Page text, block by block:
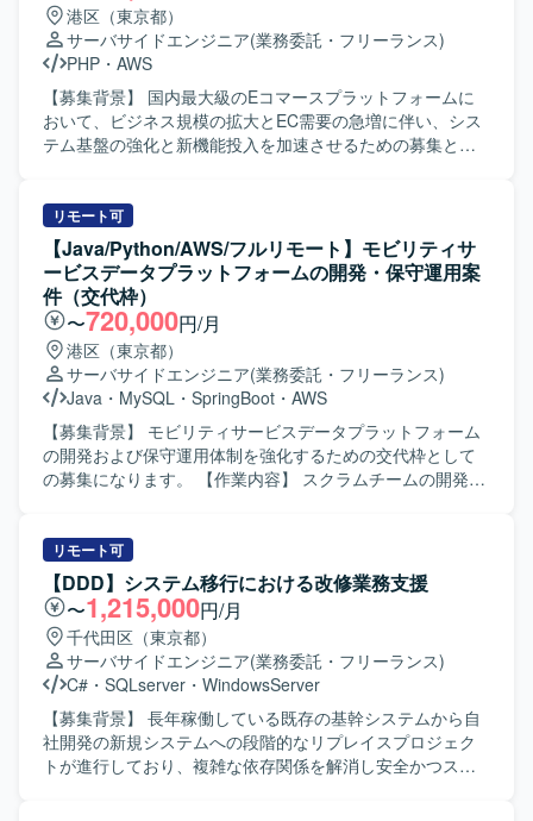
を主体的に行いながら、チーム全体の設計力や開発力の底
上げにコミットできる方を求めています。 レガシーコード
と向き合いながら、段階的な改善やAPI化を粘り強く推進で
きる方を求めています。 DDDやクリーンアーキテクチャの
思想を言語化し、チームメンバーに教育・共有できる方が
望ましいです。 【ポジションの魅力】 レガシーなWebアプ
とができます。 DDDやクリーンアーキテクチャを実践しな
がら、チームの技術力向上や開発プロセス改善に直接影響
を与えられるポジションです。 【開発環境】 開発言語は
PHP8系を使用します。 フレームワークはLaravel11系を使
用します。 既存Webアプリケーションは
PHP5.6（CakePHP2、FuelPHP1.8）で構築されています。
データベースはMySQL5.7系を使用します。 インフラは
AWSおよびDockerを利用します。 バージョン管理はGitお
よびGitHubを使用します。 CI/CDはGitHub Actionsを使用し
ます。 ローカル開発環境はDockerおよびDocker Compose
を利用します。 統合開発環境はVisual Studio Codeを使用し
ます。
港区（東京都）
サーバサイドエンジニア(業務委託・フリーランス)
PHP ・ AWS
【募集背景】 国内最大級のEコマースプラットフォームに
おいて、ビジネス規模の拡大とEC需要の急増に伴い、シス
テム基盤の強化と新機能投入を加速させるための募集とな
中心に、機能開発の一気通貫したプロセスを担当していた
だきます。 ご経験や志向性に応じてフロントエンド領域も
お任せいたします。 ユーザーフィードバックに基づく機能
改善やUX向上に取り組んでいただきます。 本番環境のエラ
ー監視やパフォーマンスチューニングを行っていただきま
す。 日常的なリファクタリングを実施していただきます。
クラウドサービス（AWS/GCP等）の活用やコンテナ化な
ど、技術ドリブンな開発環境の整備・改善に取り組んでい
ただきます。 【求める人物像】 ユーザーのためにこだわり
を貫ける方を求めています。 新しい技術や未経験の領域に
も前向きに挑戦し、スピード感を持って吸収できる方を歓
迎いたします。 オーナーシップを持って課題に取り組み、
けでなく、プロダクトの課題やコードレベルの課題など、
問題を積極的に見つけていき、自ら解決していける方を求
めています。 常に変わっていく状況を楽しみ、変化に柔軟
に対応していける方を歓迎いたします。 顧客やメンバーの
成長や成功を喜べる方を求めています。 【ポジションの魅
力】 国内最大級のEコマースプラットフォームにおいて、
将来的な10倍の負荷増を見越したスケーラビリティ設計に
携わることができます。 日常的なリファクタリングやコン
テナ化など、技術ドリブンな環境改善が業務に組み込まれ
ている組織で働くことができます。 設計から実装、リリー
リモート可
【Java/Python/AWS/フルリモート】モビリティサ
ービスデータプラットフォームの開発・保守運用案
件（交代枠）
〜720,000円/月
港区（東京都）
サーバサイドエンジニア(業務委託・フリーランス)
Java ・ MySQL ・ SpringBoot ・ AWS
【募集背景】 モビリティサービスデータプラットフォーム
の開発および保守運用体制を強化するための交代枠として
の募集になります。 【作業内容】 スクラムチームの開発担
JavaやPythonを用いたAPI開発を中心に、設計から試験まで
一貫して対応していただきます。 【求める人物像】 スクラ
ム開発に慣れており、自ら課題を発見しプロダクト改善を
主体的に進めていただける方を求めています。関係者と円
滑にコミュニケーションを取りながら、品質とスピードの
両立を意識して取り組んでいただける方が望ましいです。
【ポジションの魅力】 モビリティ領域のデータプラットフ
ォーム開発に携わることで、最新のAWSサービスやAI開発
支援ツールを活用しながら、設計から試験まで幅広い工程
を経験していただけます。スクラム体制の中で、顧客や他
リモート可
【DDD】システム移行における改修業務支援
〜1,215,000円/月
千代田区（東京都）
サーバサイドエンジニア(業務委託・フリーランス)
C# ・ SQLserver ・ WindowsServer
【募集背景】 長年稼働している既存の基幹システムから自
社開発の新規システムへの段階的なリプレイスプロジェク
トが進行しており、複雑な依存関係を解消し安全かつスム